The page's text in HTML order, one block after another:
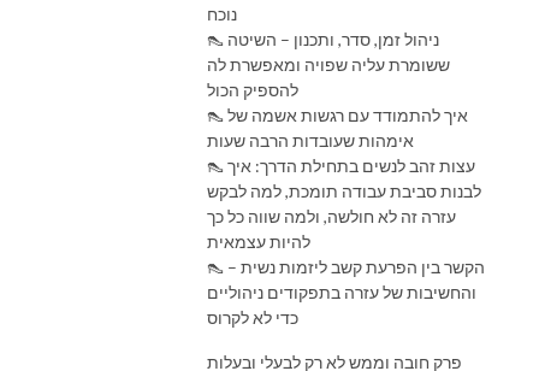
נוכח
👠 ניהול זמן, סדר, ותכנון – השיטה
ששומרת עליה שפויה ומאפשרת לה
להספיק הכול
👠 איך להתמודד עם רגשות אשמה של
אימהות שעובדות הרבה שעות
👠 עצות זהב לנשים בתחילת הדרך: איך
לבנות סביבת עבודה תומכת, למה לבקש
עזרה זה לא חולשה, ולמה שווה כל כך
להיות עצמאית
👠 הקשר בין הפרעת קשב ליזמות נשית –
והחשיבות של עזרה בתפקודים ניהוליים
כדי לא לקרוס
פרק חובה וממש לא רק לבעלי ובעלות